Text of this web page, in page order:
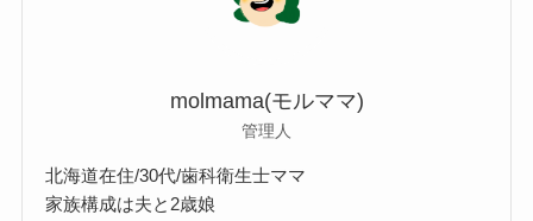
molmama(モルママ)
管理人
北海道在住/30代/歯科衛生士ママ
家族構成は夫と2歳娘